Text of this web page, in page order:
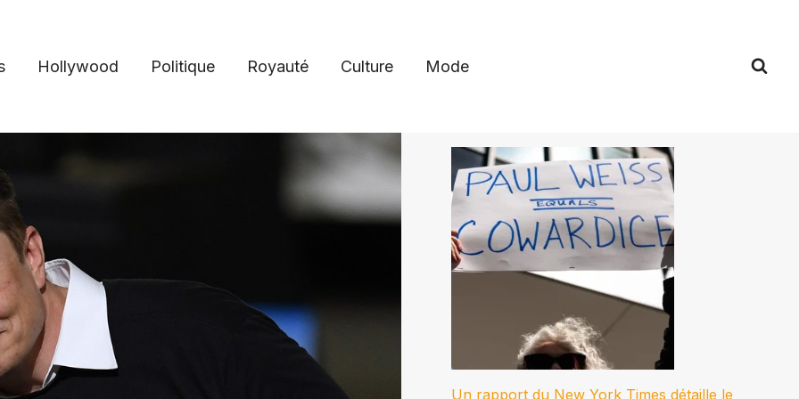
Hollywood Politique Royauté Culture Mode
Un rapport du New York Times détaille le